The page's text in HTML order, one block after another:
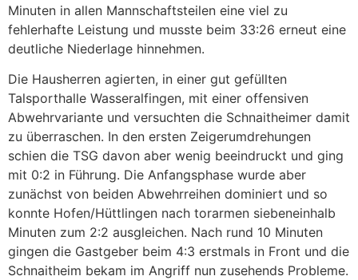
Minuten in allen Mannschaftsteilen eine viel zu
fehlerhafte Leistung und musste beim 33:26 erneut eine
deutliche Niederlage hinnehmen.
Die Hausherren agierten, in einer gut gefüllten
Talsporthalle Wasseralfingen, mit einer offensiven
Abwehrvariante und versuchten die Schnaitheimer damit
zu überraschen. In den ersten Zeigerumdrehungen
schien die TSG davon aber wenig beeindruckt und ging
mit 0:2 in Führung. Die Anfangsphase wurde aber
zunächst von beiden Abwehrreihen dominiert und so
konnte Hofen/Hüttlingen nach torarmen siebeneinhalb
Minuten zum 2:2 ausgleichen. Nach rund 10 Minuten
gingen die Gastgeber beim 4:3 erstmals in Front und die
Schnaitheim bekam im Angriff nun zusehends Probleme.